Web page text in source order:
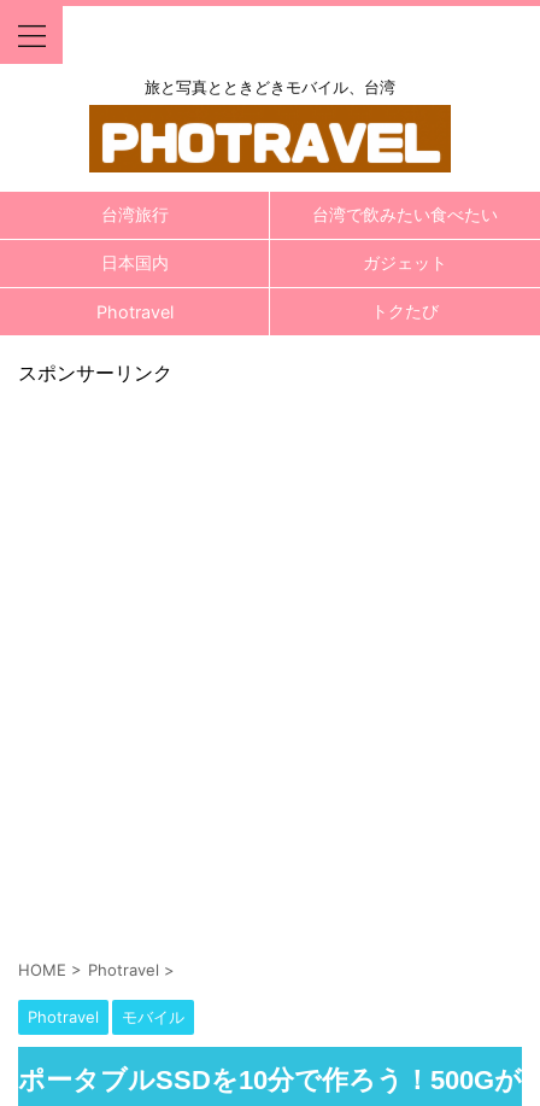
旅と写真とときどきモバイル、台湾
台湾旅行 台湾で飲みたい食べたい
日本国内 ガジェット
Photravel トクたび
スポンサーリンク
HOME > Photravel >
Photravel モバイル
ポータブルSSDを10分で作ろう！500Gが